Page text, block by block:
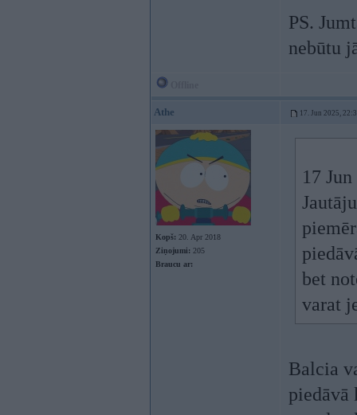
PS.
nebūtu
Athe 17. Jun 2025,
Kopš: 20. Apr 2018
Ziņojumi: 205
Braucu ar:
17
bet
varat
Balcia
piedāvā